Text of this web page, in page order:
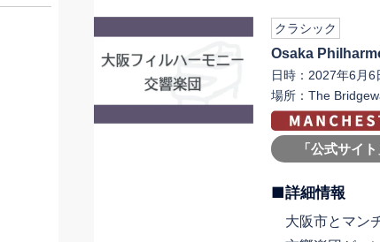
クラシック
Osaka
日時：2027年6月
場所：The
「公式サイ
■詳細情報
大阪市とマン